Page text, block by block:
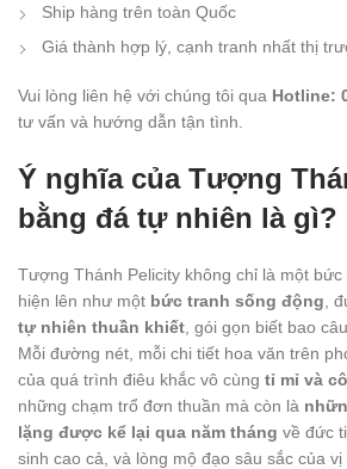
Ship hàng trên toàn Quốc
Giá thành hợp lý, cạnh tranh nhất thị
Vui lòng liên hệ với chúng tôi qua Hotline:
tư vấn và hướng dẫn tận tình.
Ý nghĩa của Tượng
bằng đá tự nhiên là gì?
Tượng Thánh Pelicity không chỉ là một
hiện lên như một bức tranh sống động ,
tự nhiên thuần khiết , gói gọn biết bao
Mỗi đường nét, mỗi chi tiết hoa văn trên
của quá trình điêu khắc vô cùng tỉ mỉ và
những chạm trổ đơn thuần mà còn là
lặng được kể lại qua năm tháng về đức
sinh cao cả, và lòng mộ đạo sâu sắc của vị